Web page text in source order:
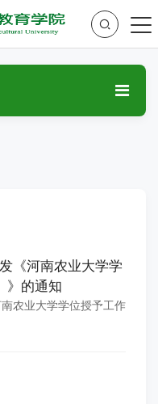
《河南农业大学学
》的通知
农业大学学位授予工作